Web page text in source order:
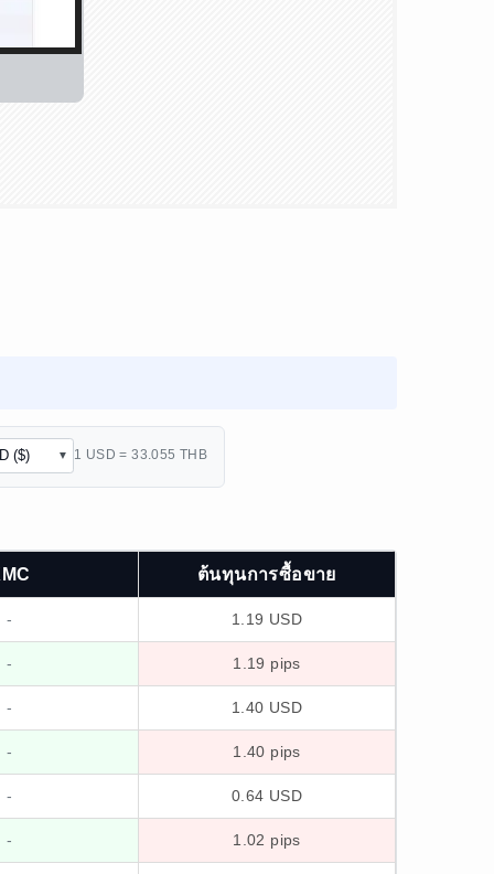
1 USD = 33.055 THB
ต้นทุนการซื้อขาย
- 1.19 USD
- 1.19 pips
- 1.40 USD
- 1.40 pips
- 0.64 USD
- 1.02 pips